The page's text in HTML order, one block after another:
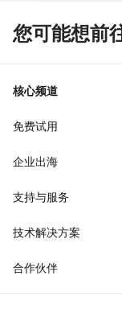
您可能想前
核心频道
免费试用
企业出海
支持与服务
技术解决方案
合作伙伴